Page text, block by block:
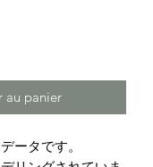
au panier
ータです。